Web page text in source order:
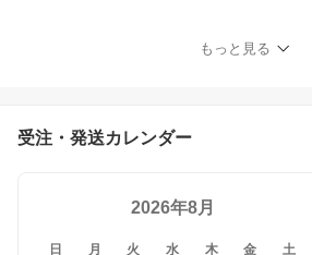
コンタクトレンズ 1mont
h 度なし ワンマンス 低含
ダズルグレー
もっと見る
受注・発送カレンダー
2026年8月
日 月 火 水 木 金 土